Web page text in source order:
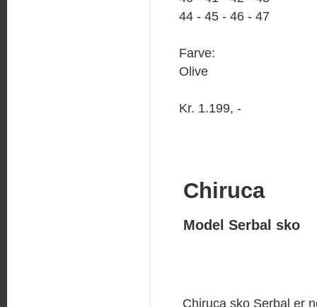
44 - 45 - 46 - 47
Farve:
Olive
Kr. 1.199, -
Chiruca
Model Serbal sko
Chiruca sko Serbal er